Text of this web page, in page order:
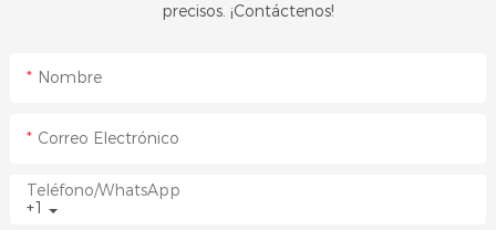
precisos. ¡Contáctenos!
Nombre
Correo Electrónico
+1
Teléfono/WhatsApp